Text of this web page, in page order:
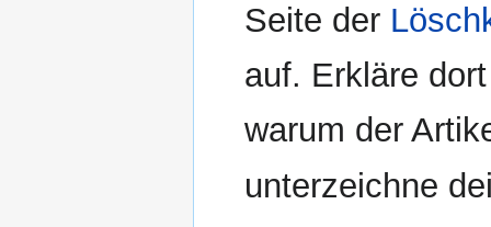
Seite der
auf. Erkläre
warum der
unterzeichne